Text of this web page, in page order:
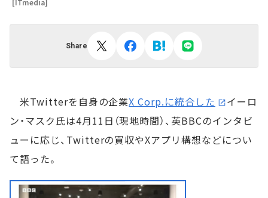
[ITmedia]
Share
米Twitterを自身の企業X Corp.に統合した
イーロ
ン・マスク氏は4月11日（現地時間）、英BBCのインタビ
ューに応じ、Twitterの買収やXアプリ構想などについ
て語った。